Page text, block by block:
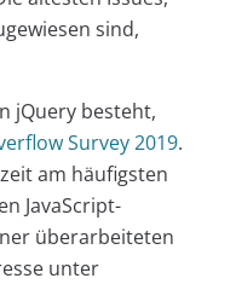
sind,
jQuery besteht,
Survey 2019.
am häufigsten
JavaScript-
überarbeiteten
unter